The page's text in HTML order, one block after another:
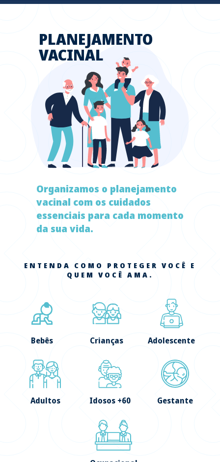
PLANEJAMENTO
VACINAL
Organizamos o planejamento
vacinal com os cuidados
essenciais para cada momento
da sua vida.
ENTENDA COMO PROTEGER VOCÊ E
QUEM VOCÊ AMA.
Bebês Crianças Adolescente
Adultos Idosos +60 Gestante